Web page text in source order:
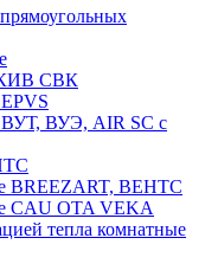
КИВ СВК
ВУЭ, AIR SC с
BREEZART, ВЕНТС
CAU OTA VEKA
тепла комнатные